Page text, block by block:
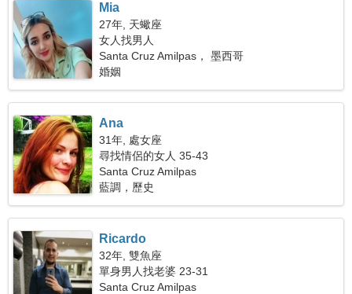
Mia
27年, 天蠍座
女人找男人
Santa Cruz Amilpas， 墨西哥
婚姻
Ana
31年, 處女座
尋找情侶的女人 35-43
Santa Cruz Amilpas
藍調，歷史
Ricardo
32年, 雙魚座
單身男人找老婆 23-31
Santa Cruz Amilpas